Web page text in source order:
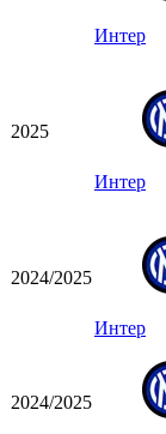
Интер
2025
Интер
2024/2025
Интер
2024/2025